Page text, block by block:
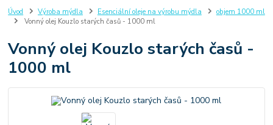
Úvod Výroba mýdla Esenciální oleje na výrobu mýdla
objem 1000 ml
Vonný olej Kouzlo starých časů - 1000 ml
Vonný olej Kouzlo starých časů -
1000 ml